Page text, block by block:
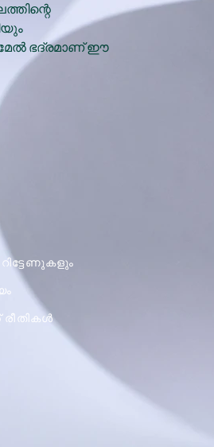
ഭദ്രമാണ് ഈ
റിട്ടേണുകളും
രീതികൾ